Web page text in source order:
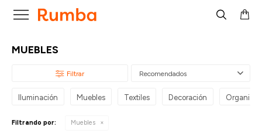

MUEBLES
Recomendados
Iluminación Muebles Textiles Decoración
Filtrando por: Muebles